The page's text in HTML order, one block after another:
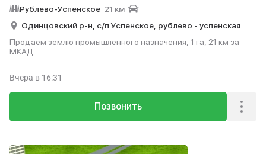
Рублево-Успенское 21 км
Одинцовский р-н, с/п Успенское, рублево - успенская
Продаем землю промышленного назначения, 1 га, 21 км за
МКАД.
Позвонить
Вчера в 16:31